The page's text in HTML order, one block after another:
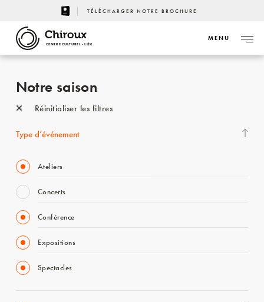
TÉLÉCHARGER NOTRE BROCHURE
CENTRE CULTUREL - LIÈGE
MENU
Notre saison
Réinitialiser les filtres
Type d’événement
Ateliers
Concerts
Conférence
Expositions
Spectacles